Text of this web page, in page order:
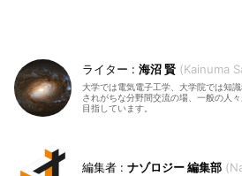
海沼 賢 Kainuma
大学では電気電子工学、大学院では知
されがちな分野間交流の場、一般の人
目指しています。
ナゾロジー 編集部